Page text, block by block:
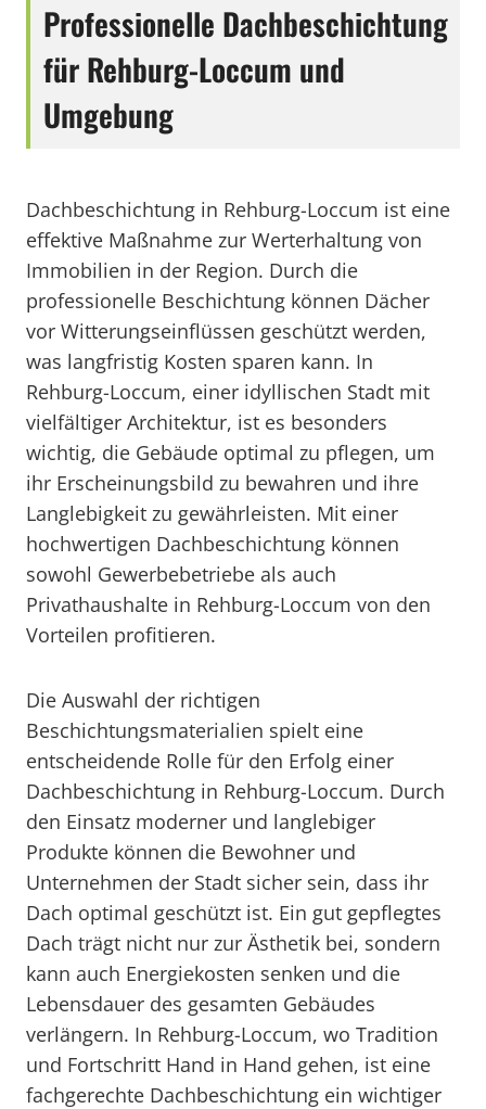
Professionelle Dachbeschichtung
für Rehburg-Loccum und
Umgebung
Dachbeschichtung in Rehburg-Loccum ist eine
effektive Maßnahme zur Werterhaltung von
Immobilien in der Region. Durch die
professionelle Beschichtung können Dächer
vor Witterungseinflüssen geschützt werden,
was langfristig Kosten sparen kann. In
Rehburg-Loccum, einer idyllischen Stadt mit
vielfältiger Architektur, ist es besonders
wichtig, die Gebäude optimal zu pflegen, um
ihr Erscheinungsbild zu bewahren und ihre
Langlebigkeit zu gewährleisten. Mit einer
hochwertigen Dachbeschichtung können
sowohl Gewerbebetriebe als auch
Privathaushalte in Rehburg-Loccum von den
Vorteilen profitieren.
Die Auswahl der richtigen
Beschichtungsmaterialien spielt eine
entscheidende Rolle für den Erfolg einer
Dachbeschichtung in Rehburg-Loccum. Durch
den Einsatz moderner und langlebiger
Produkte können die Bewohner und
Unternehmen der Stadt sicher sein, dass ihr
Dach optimal geschützt ist. Ein gut gepflegtes
Dach trägt nicht nur zur Ästhetik bei, sondern
kann auch Energiekosten senken und die
Lebensdauer des gesamten Gebäudes
verlängern. In Rehburg-Loccum, wo Tradition
und Fortschritt Hand in Hand gehen, ist eine
fachgerechte Dachbeschichtung ein wichtiger